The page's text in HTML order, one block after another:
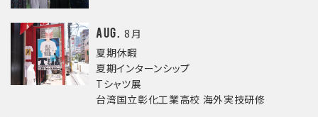
Aug.
8月
夏期休暇
夏期インターンシップ
Tシャツ展
台湾国立彰化工業高校 海外実技研修